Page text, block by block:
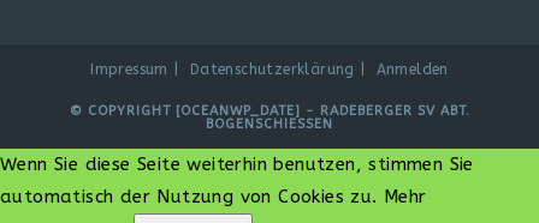
Impressum Datenschutzerklärung Anmelden
© COPYRIGHT [OCEANWP_DATE] - RADEBERGER SV ABT.
BOGENSCHIESSEN
Wenn Sie diese Seite weiterhin benutzen, stimmen Sie
automatisch der Nutzung von Cookies zu. Mehr